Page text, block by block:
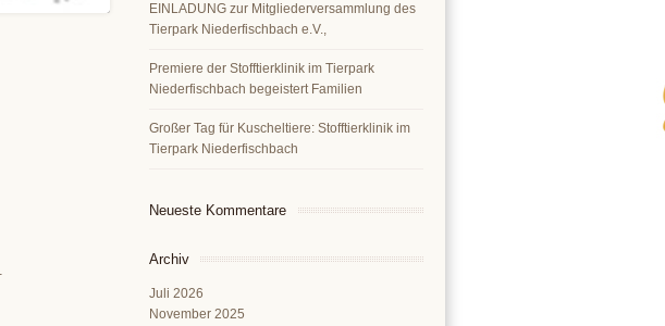
EINLADUNG zur Mitgliederversammlung des
Tierpark Niederfischbach e.V.,
Premiere der Stofftierklinik im Tierpark
Niederfischbach begeistert Familien
Großer Tag für Kuscheltiere: Stofftierklinik im
Tierpark Niederfischbach
Neueste Kommentare
Archiv
Juli 2026
November 2025